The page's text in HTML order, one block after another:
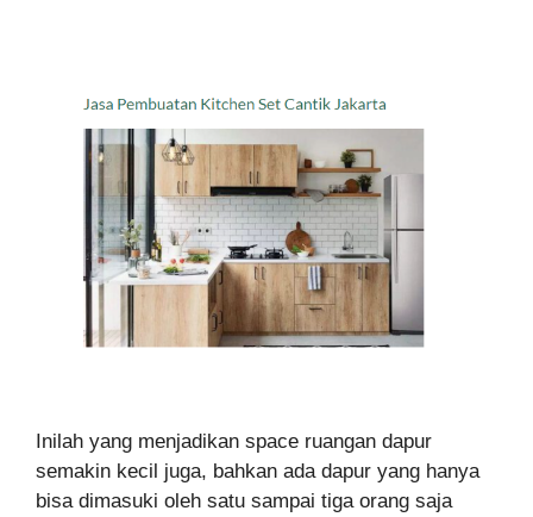
Inilah yang menjadikan space ruangan dapur
semakin kecil juga, bahkan ada dapur yang hanya
bisa dimasuki oleh satu sampai tiga orang saja